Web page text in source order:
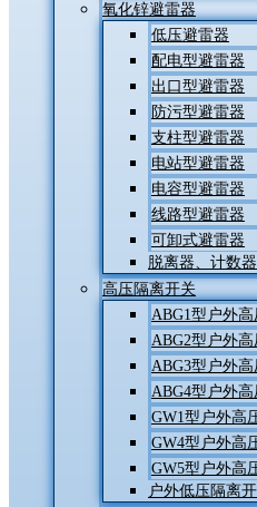
氧化锌避雷器
低压避雷器
配电型避雷器
出口型避雷器
防污型避雷器
支柱型避雷器
电站型避雷器
电容型避雷器
线路型避雷器
可卸式避雷器
脱离器、计数
高压隔离开关
ABG1型户外
ABG2型户外
ABG3型户外
ABG4型户外
GW1型户外高
GW4型户外高
GW5型户外高
户外低压隔离